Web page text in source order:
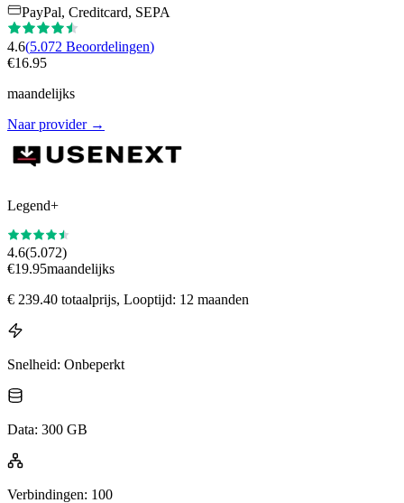
PayPal, Creditcard, SEPA
4.6(5.072 Beoordelingen)
€16.95
maandelijks
Naar provider→
Legend+
4.6(5.072)
€19.95maandelijks
€ 239.40 totaalprijs, Looptijd: 12 maanden
Snelheid: Onbeperkt
Data: 300 GB
Verbindingen: 100